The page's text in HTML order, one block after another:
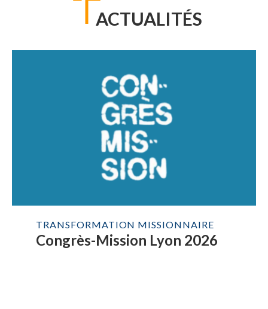
ACTUALITÉS
TRANSFORMATION MISSIONNAIRE
Congrès-Mission Lyon 2026